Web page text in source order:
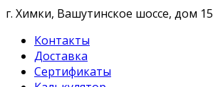
г. Химки, Вашутинское шоссе, дом 15
Контакты
Доставка
Сертификаты